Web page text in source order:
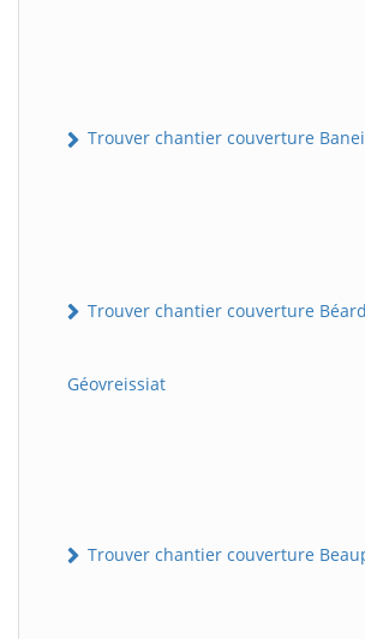
Trouver chantier couverture
Trouver chantier couverture
Géovreissiat
Trouver chantier couverture